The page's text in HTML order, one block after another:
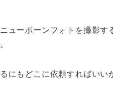
ューボーンフォトを撮影
にもどこに依頼すればいい